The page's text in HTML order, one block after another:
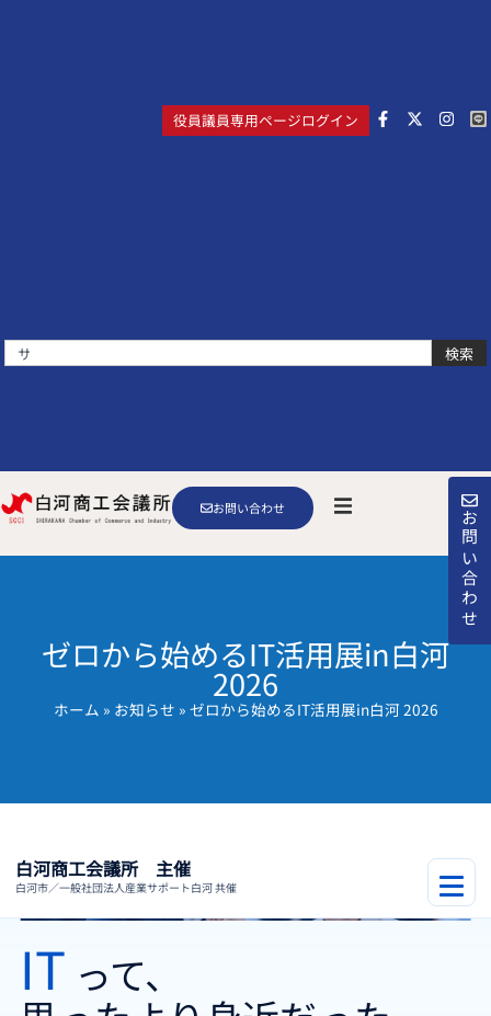
検索
役員議員専用ページログイン
お問い合わせ
お問い合わせ
ゼロから始めるIT活用展in白河
2026
ホーム » お知らせ » ゼロから始めるIT活用展in白河 2026
白河商工会議所 主催
白河市／一般社団法人産業サポート白河 共催
IT って、